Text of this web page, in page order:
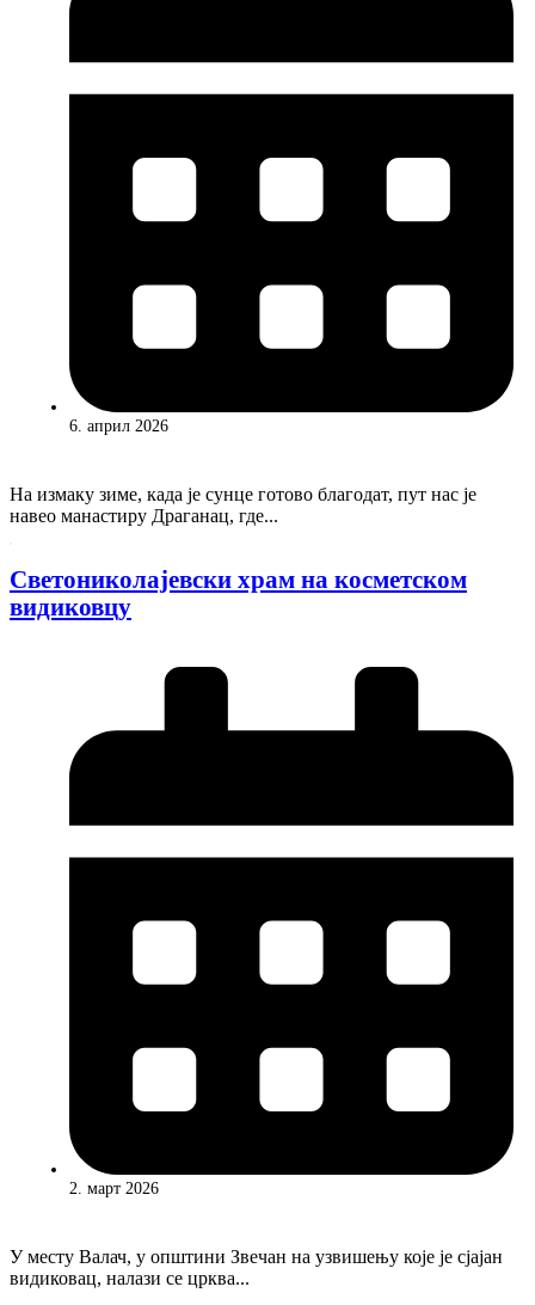
6. април 2026
На измаку зиме, када је сунце готово благодат, пут нас је
навео манастиру Драганац, где...
Светониколајевски храм на косметском
видиковцу
2. март 2026
У месту Валач, у општини Звечан на узвишењу које је сјајан
видиковац, налази се црква...